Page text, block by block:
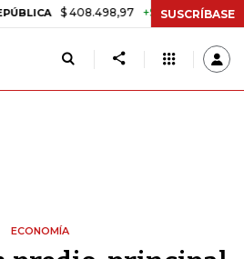
$ 408.498,97 +$ 8.753,81 +2,19%
SUSCRÍBASE
ECONOMÍA